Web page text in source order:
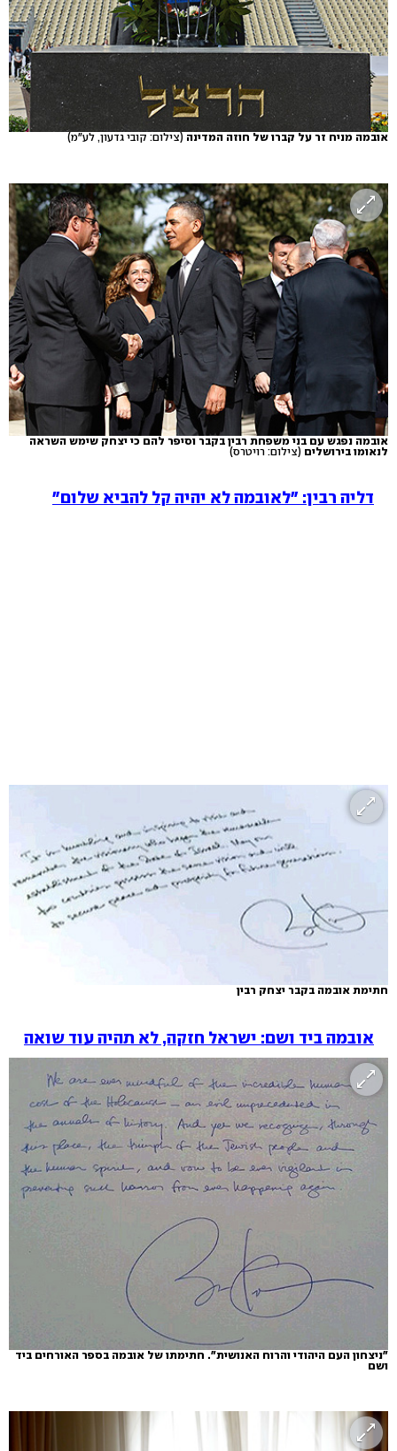
אובמה מניח זר על קברו של חוזה המדינה (צילום: קובי גדעון, לע"מ)
אובמה נפגש עם בני משפחת רבין בקבר וסיפר להם כי יצחק שימש השראה
לנאומו בירושלים (צילום: רויטרס)
דליה רבין: "לאובמה לא יהיה קל להביא שלום"
חתימת אובמה בקבר יצחק רבין
אובמה ביד ושם: ישראל חזקה, לא תהיה עוד שואה
"ניצחון העם היהודי והרוח האנושית". חתימתו של אובמה בספר האורחים ביד
ושם